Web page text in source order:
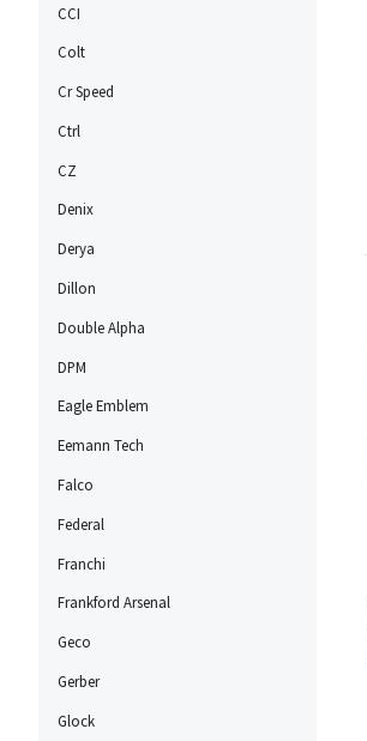
CCI
Colt
Cr Speed
Ctrl
CZ
Denix
Derya
Dillon
Double Alpha
DPM
Eagle Emblem
Eemann Tech
Falco
Federal
Franchi
Frankford Arsenal
Geco
Gerber
Glock